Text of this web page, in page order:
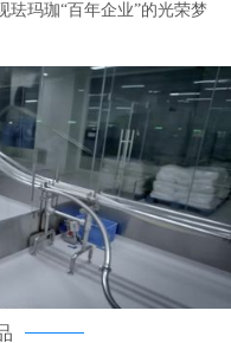
珐玛珈“百年企业”的光荣梦